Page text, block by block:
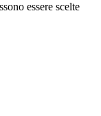
essere scelte